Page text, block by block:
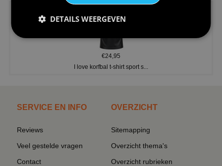
€24,95
I love korfbal t-shirt sport s...
SERVICE EN INFO
Reviews
Veel gestelde vragen
Contact
OVERZICHT
Sitemapping
Overzicht thema's
Overzicht rubrieken
DETAILS WEERGEVEN